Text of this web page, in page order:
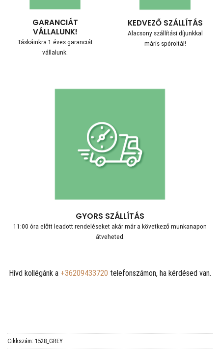
GARANCIÁT
VÁLLALUNK!
Táskáinkra 1 éves garanciát
vállalunk.
KEDVEZŐ SZÁLLÍTÁS
Alacsony szállítási díjunkkal
máris spóroltál!
GYORS SZÁLLÍTÁS
11:00 óra előtt leadott rendeléseket akár már a következő munkanapon
átveheted.
Hívd kollégánk a +36209433720 telefonszámon, ha kérdésed van.
Cikkszám: 1528_GREY